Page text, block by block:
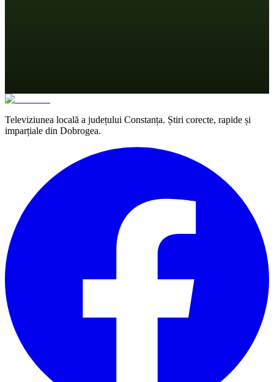
Televiziunea locală a județului Constanța. Știri corecte, rapide și
imparțiale din Dobrogea.